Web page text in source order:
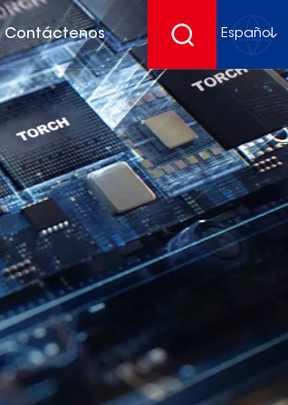
Contáctenos Español
English
français
Deutsch
español